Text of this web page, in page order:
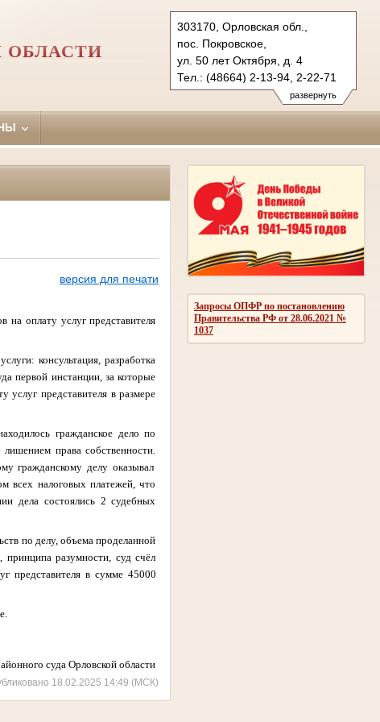
развернуть
303170, Орловская обл.,
пос. Покровское,
ул. 50 лет Октября, д. 4
Тел.: (48664) 2-13-94, 2-22-71
pokrovsky.orl@sudrf.ru
ОБЛАСТИ
Запросы ОПФР по постановлению
Правительства РФ от 28.06.2021 №
1037
версия для печати
оплату услуг представителя
консультация, разработка
первой инстанции, за которые
представителя в размере
гражданское делопо
права собственности.
гражданскому делу оказывал
всех налоговых платежей, что
дела состоялись 2 судебных
по делу, объема проделанной
принципа разумности, суд счёл
представителя в сумме 45000
суда Орловской области
18.02.2025 14:49 (МСК)